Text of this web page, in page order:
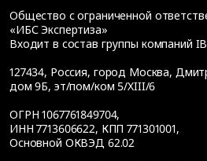
Общество с ограниченной
«ИБС Экспертиза»
Входит в состав группы компаний
127434, Россия, город Москва,
дом 9Б, эт/пом/ком 5/XIII/6
ОГРН 1067761849704,
ИНН 7713606622, КПП 771301001,
Основной ОКВЭД 62.02